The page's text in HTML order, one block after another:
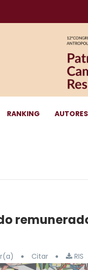
RANKING AUTORES
Citar RIS